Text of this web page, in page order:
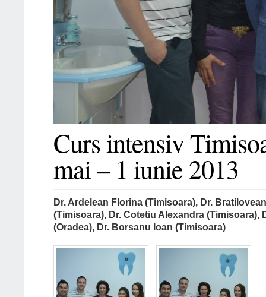
Curs intensiv
mai – 1 iunie 2013
Dr. Ardelean Florina (Timisoara), Dr.
(Timisoara), Dr. Cotetiu Alexandra (Timisoara),
(Oradea), Dr. Borsanu Ioan (Timisoara)